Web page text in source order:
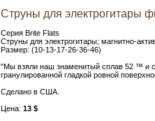
Струны для электрогитары
Серия Brite Flats
Струны для электрогитары; магнитно-
Размер: (10-13-17-26-36-46)
"Мы взяли наш знаменитый сплав 52 ™ и
гранулированной гладкой ровной
Сделано в США.
Цена: 13 $